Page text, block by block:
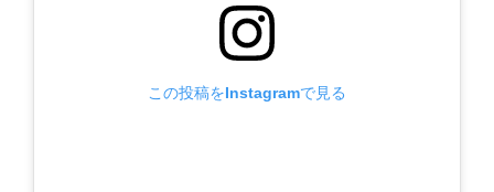
この投稿をInstagramで見る